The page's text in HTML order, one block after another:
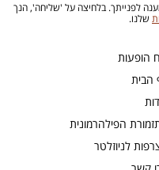
הופעות
הבית
הפילהרמונית
לניוזלטר
לפנייתך. בלחיצה על 'שליחה', הנך
שלנו.